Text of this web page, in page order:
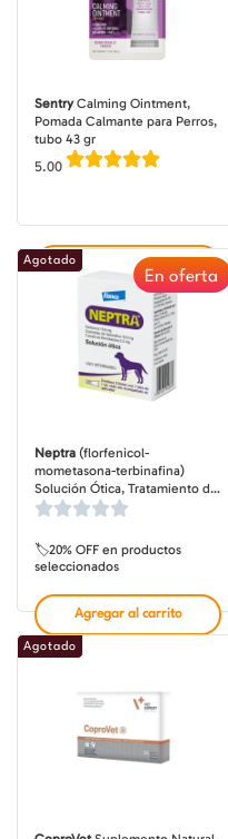
SentryCalming Ointment,
Pomada Calmante para Perros,
tubo 43 gr
5.00
Agregar al carrito
Neptra (florfenicol-
mometasona-terbinafina)
Solución Ótica, Tratamiento de
Otitis para Perros, 2 tubos de 1
Agotado
En oferta
🏷️20% OFF en productos
seleccionados
Agregar al carrito
Agotado